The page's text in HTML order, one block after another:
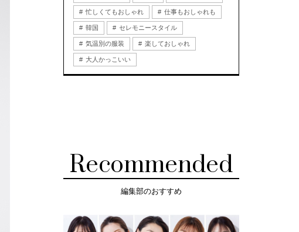
忙しくてもおしゃれ 仕事もおしゃれも
韓国 セレモニースタイル
気温別の服装 楽しておしゃれ
大人かっこいい
Recommended
編集部のおすすめ